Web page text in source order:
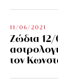
11/06/2021
Ζώδια
τον